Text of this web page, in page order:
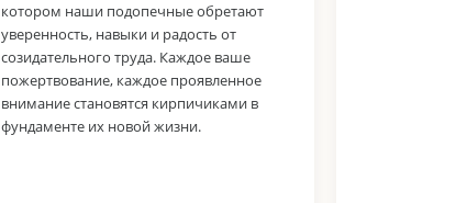
котором наши подопечные обретают
уверенность, навыки и радость от
созидательного труда. Каждое ваше
пожертвование, каждое проявленное
внимание становятся кирпичиками в
фундаменте их новой жизни.